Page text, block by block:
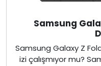
Samsung
Samsung Galaxy Z
izi çalışmıyor mu?